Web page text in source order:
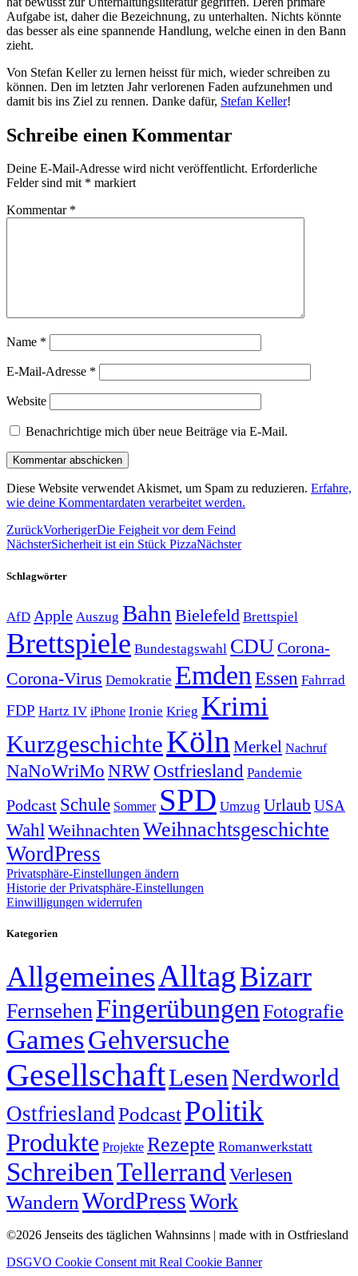
Aufgabe ist, daher die Bezeichnung, zu unterhalten. Nichts könnte
das besser als eine spannende Handlung, welche einen in den Bann
zieht.
Von Stefan Keller zu lernen heisst für mich, wieder schreiben zu
können. Den im letzten Jahr verlorenen Faden aufzunehmen und
damit bis ins Ziel zu rennen. Danke dafür, Stefan Keller!
Schreibe einen Kommentar
Deine E-Mail-Adresse wird nicht veröffentlicht. Erforderliche
Felder sind mit * markiert
Kommentar *
Name *
E-Mail-Adresse *
Website
Benachrichtige mich über neue Beiträge via E-Mail.
Diese Website verwendet Akismet, um Spam zu reduzieren. Erfahre,
wie deine Kommentardaten verarbeitet werden.
ZurückVorherigerDie Feigheit vor dem Feind
NächsterSicherheit ist ein Stück PizzaNächster
Schlagwörter
AfD Apple Auszug Bahn Bielefeld Brettspiel
Brettspiele Bundestagswahl CDUCorona-
Corona-Virus Demokratie Emden Essen Fahrrad
FDP Hartz IV iPhone Ironie Krieg Krimi
KurzgeschichteKöln Merkel Nachruf
NaNoWriMo NRWOstfriesland Pandemie
Podcast Schule Sommer SPD Umzug Urlaub USA
Wahl Weihnachten Weihnachtsgeschichte
WordPress
Privatsphäre-Einstellungen ändern
Historie der Privatsphäre-Einstellungen
Einwilligungen widerrufen
Kategorien
AllgemeinesAlltagBizarr
FernsehenFingerübungen Fotografie
GamesGehversuche
GesellschaftLesenNerdworld
OstfrieslandPodcastPolitik
Produkte Projekte Rezepte Romanwerkstatt
SchreibenTellerrand Verlesen
Wandern WordPressWork
©2026 Jenseits des täglichen Wahnsinns | made with in Ostfriesland
DSGVO Cookie Consent mit Real Cookie Banner